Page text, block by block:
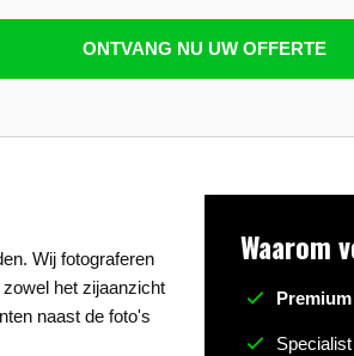
ONTVANG NU UW OFFERTE
Wij fotograferen
het zijaanzicht
naast de foto's
Waarom